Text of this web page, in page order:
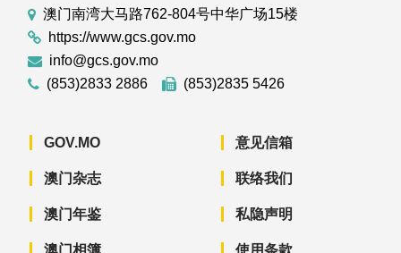
澳门南湾大马路762-804号中华广场15楼
https://www.gcs.gov.mo
info@gcs.gov.mo
(853)2833 2886
(853)2835 5426
GOV.MO
澳门杂志
澳门年鉴
澳门相簿
意见信箱
联络我们
私隐声明
使用条款